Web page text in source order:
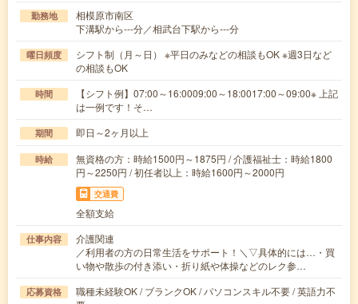
勤務地
相模原市南区
下溝駅から---分／相武台下駅から---分
曜日頻度
シフト制（月～日） ※平日のみなどの相談もOK ※週3日など
の相談もOK
時間
【シフト例】07:00～16:0009:00～18:0017:00～09:00※ 上記
は一例です！そ…
期間 即日～2ヶ月以上
時給
無資格の方：時給1500円～1875円 / 介護福祉士：時給1800
円～2250円 / 初任者以上：時給1600円～2000円
交通費
全額支給
仕事内容
介護関連
／利用者の方の日常生活をサポート！＼▽具体的には…・買
い物や散歩の付き添い・折り紙や体操などのレク参…
応募資格
職種未経験OK / ブランクOK / パソコンスキル不要 / 英語力不